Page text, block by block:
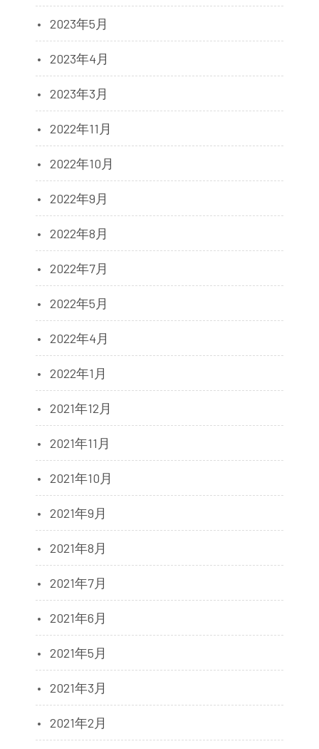
2023年5月
2023年4月
2023年3月
2022年11月
2022年10月
2022年9月
2022年8月
2022年7月
2022年5月
2022年4月
2022年1月
2021年12月
2021年11月
2021年10月
2021年9月
2021年8月
2021年7月
2021年6月
2021年5月
2021年3月
2021年2月